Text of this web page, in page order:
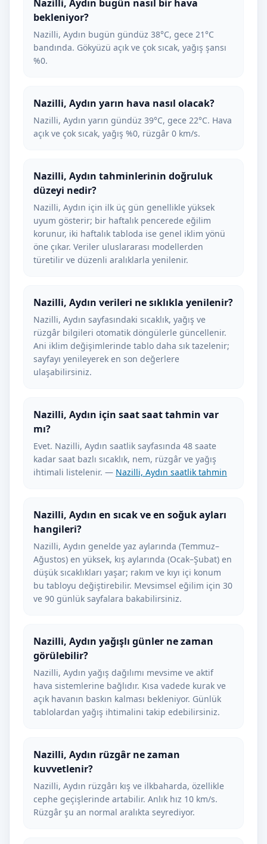
Nazilli, Aydın bugün nasıl bir hava
bekleniyor?
Nazilli, Aydın bugün gündüz 38°C, gece 21°C
bandında. Gökyüzü açık ve çok sıcak, yağış şansı
%0.
Nazilli, Aydın yarın hava nasıl olacak?
Nazilli, Aydın yarın gündüz 39°C, gece 22°C. Hava
açık ve çok sıcak, yağış %0, rüzgâr 0 km/s.
Nazilli, Aydın tahminlerinin doğruluk
düzeyi nedir?
Nazilli, Aydın için ilk üç gün genellikle yüksek
uyum gösterir; bir haftalık pencerede eğilim
korunur, iki haftalık tabloda ise genel iklim yönü
öne çıkar. Veriler uluslararası modellerden
türetilir ve düzenli aralıklarla yenilenir.
Nazilli, Aydın verileri ne sıklıkla yenilenir?
Nazilli, Aydın sayfasındaki sıcaklık, yağış ve
rüzgâr bilgileri otomatik döngülerle güncellenir.
Ani iklim değişimlerinde tablo daha sık tazelenir;
sayfayı yenileyerek en son değerlere
ulaşabilirsiniz.
Nazilli, Aydın için saat saat tahmin var
mı?
Evet. Nazilli, Aydın saatlik sayfasında 48 saate
kadar saat bazlı sıcaklık, nem, rüzgâr ve yağış
ihtimali listelenir. — Nazilli, Aydın saatlik tahmin
Nazilli, Aydın en sıcak ve en soğuk ayları
hangileri?
Nazilli, Aydın genelde yaz aylarında (Temmuz–
Ağustos) en yüksek, kış aylarında (Ocak–Şubat) en
düşük sıcaklıkları yaşar; rakım ve kıyı içi konum
bu tabloyu değiştirebilir. Mevsimsel eğilim için 30
ve 90 günlük sayfalara bakabilirsiniz.
Nazilli, Aydın yağışlı günler ne zaman
görülebilir?
Nazilli, Aydın yağış dağılımı mevsime ve aktif
hava sistemlerine bağlıdır. Kısa vadede kurak ve
açık havanın baskın kalması bekleniyor. Günlük
tablolardan yağış ihtimalini takip edebilirsiniz.
Nazilli, Aydın rüzgâr ne zaman
kuvvetlenir?
Nazilli, Aydın rüzgârı kış ve ilkbaharda, özellikle
cephe geçişlerinde artabilir. Anlık hız 10 km/s.
Rüzgâr şu an normal aralıkta seyrediyor.